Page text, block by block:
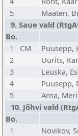
5
Maaten,
9. Saue vald
Bo.
1
CM Puusepp,
2
Uurits,
3
Leuska,
4
Puusepp,
5
Arna,
10. Jõhvi vald
Bo.
1
Novikov,